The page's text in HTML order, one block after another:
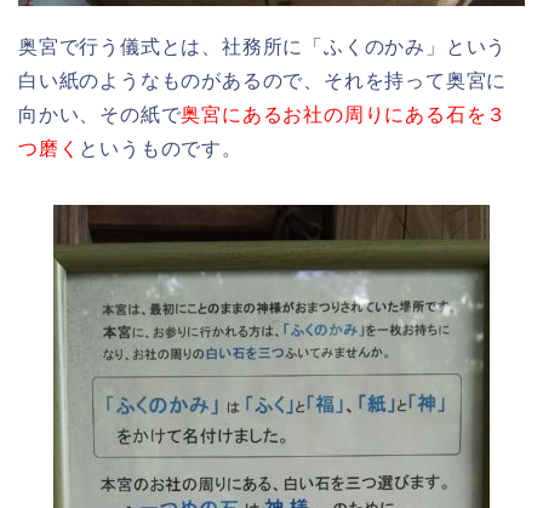
奥宮で行う儀式とは、社務所に「ふくのかみ」という
白い紙のようなものがあるので、それを持って奥宮に
向かい、その紙で奥宮にあるお社の周りにある石を３
つ磨く というものです。